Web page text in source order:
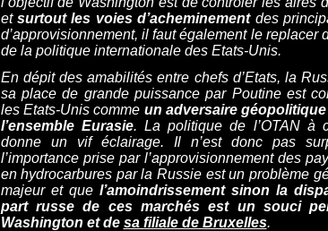
et surtout les voies d’acheminementdes
d’approvisionnement, il faut également le replacer
de la politique internationale des Etats-Unis.
En dépit des amabilités entre chefs d’Etats, la
sa place de grande puissance par Poutine est
les Etats-Unis comme un adversaire
l’ensemble Eurasie. La politique de l’OTAN à
donne un vif éclairage. Il n’est donc pas
l’importance prise par l’approvisionnement des
en hydrocarbures par la Russie est un problème
majeur et que l’amoindrissement sinon la
part russe de ces marchés est un souci
Washington et de sa filiale de Bruxelles.